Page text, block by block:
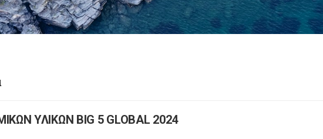
ΥΛΙΚΩΝ BIG 5 GLOBAL 2024